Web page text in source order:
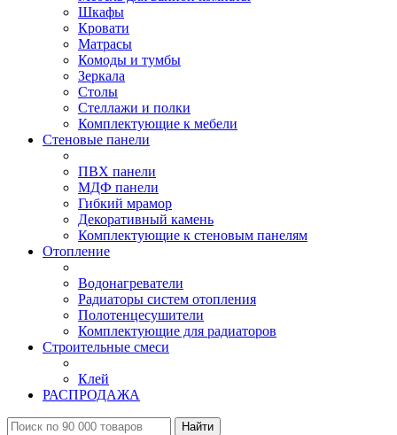
Шкафы
Кровати
Матрасы
Комоды и тумбы
Зеркала
Столы
Стеллажи и полки
Комплектующие к мебели
Стеновые панели
ПВХ панели
МДФ панели
Гибкий мрамор
Декоративный камень
Комплектующие к стеновым панелям
Отопление
Водонагреватели
Радиаторы систем отопления
Полотенцесушители
Комплектующие для радиаторов
Строительные смеси
Клей
РАСПРОДАЖА
Найти